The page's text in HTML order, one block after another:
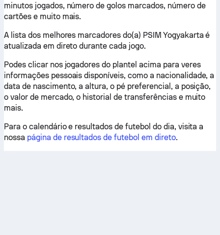
minutos jogados, número de golos marcados, número de
cartões e muito mais.
A lista dos melhores marcadores do(a) PSIM Yogyakarta é
atualizada em direto durante cada jogo.
Podes clicar nos jogadores do plantel acima para veres
informações pessoais disponíveis, como a nacionalidade, a
data de nascimento, a altura, o pé preferencial, a posição,
o valor de mercado, o historial de transferências e muito
mais.
Para o calendário e resultados de futebol do dia, visita a
nossa página de resultados de futebol em direto.